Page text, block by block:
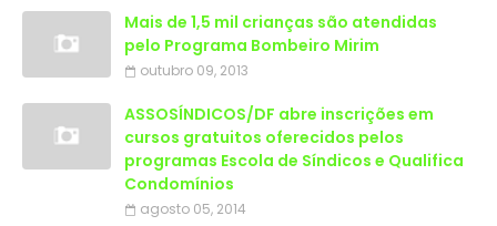
Mais de 1,5 mil crianças são atendidas
outubro 09, 2013
ASSOSÍNDICOS/DF abre inscrições em
cursos gratuitos oferecidos pelos
programas Escola de Síndicos e Qualifica
Condomínios
agosto 05, 2014